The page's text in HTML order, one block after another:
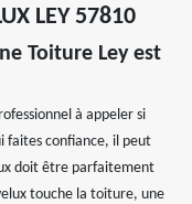
LEY 57810
Toiture Ley est
à appeler si
faites confiance, il peut
doit être parfaitement
touche la toiture, une